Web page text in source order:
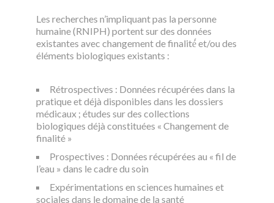
Les recherches n’impliquant pas la personne
humaine (RNIPH) portent sur des données
existantes avec changement de finalité́ et/ou des
éléments biologiques existants :
Rétrospectives : Données récupérées dans la
pratique et déjà disponibles dans les dossiers
médicaux ; études sur des collections
biologiques déjà constituées « Changement de
finalité »
Prospectives : Données récupérées au « fil de
l’eau » dans le cadre du soin
Expérimentations en sciences humaines et
sociales dans le domaine de la santé